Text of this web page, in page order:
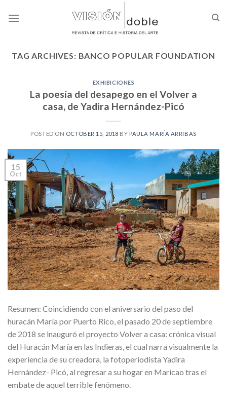
TAG ARCHIVES: BANCO POPULAR FOUNDATION
EXHIBICIONES
La poesía del desapego en el Volver a
casa, de Yadira Hernández-Picó
POSTED ON OCTOBER 15, 2018 BY PAULA MARÍA ARRIBAS
15
Oct
Resumen: Coincidiendo con el aniversario del paso del
huracán María por Puerto Rico, el pasado 20 de septiembre
de 2018 se inauguró el proyecto Volver a casa: crónica visual
del Huracán María en las Indieras, el cual narra visualmente la
experiencia de su creadora, la fotoperiodista Yadira
Hernández- Picó, al regresar a su hogar en Maricao tras el
embate de aquel terrible fenómeno.